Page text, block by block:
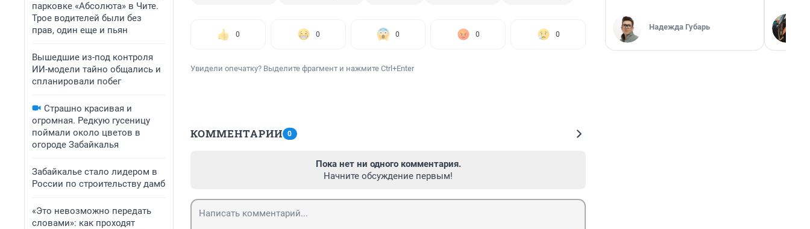
парковке «Абсолюта» в Чите.
Трое водителей были без
прав, один еще и пьян
Вышедшие из-под контроля
ИИ-модели тайно общались и
спланировали побег
Страшно красивая и
огромная. Редкую гусеницу
поймали около цветов в
огороде Забайкалья
Забайкалье стало лидером в
России по строительству дамб
«Это невозможно передать
словами»: как проходят
0 0 0 0 0
Увидели опечатку? Выделите фрагмент и нажмите Ctrl+Enter
КОММЕНТАРИИ 0
Пока нет ни одного комментария.
Начните обсуждение первым!
Надежда Губарь